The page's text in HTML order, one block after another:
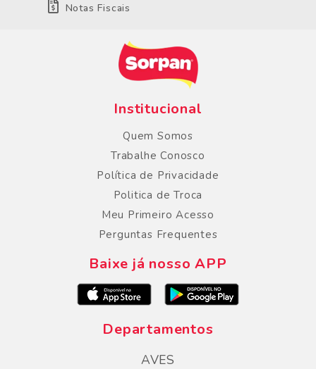
Notas Fiscais
Institucional
Quem Somos
Trabalhe Conosco
Política de Privacidade
Politica de Troca
Meu Primeiro Acesso
Perguntas Frequentes
Baixe já nosso APP
Departamentos
AVES